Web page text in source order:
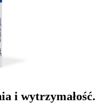
i wytrzymałość.